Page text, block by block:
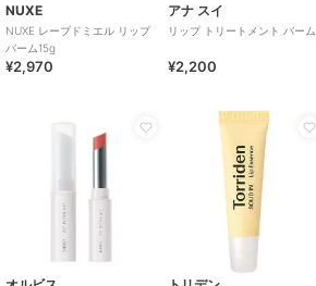
NUXE
NUXE レーブドミエル リップ
バーム15g
¥2,970
アナ スイ
リップ トリートメント バーム
¥2,200